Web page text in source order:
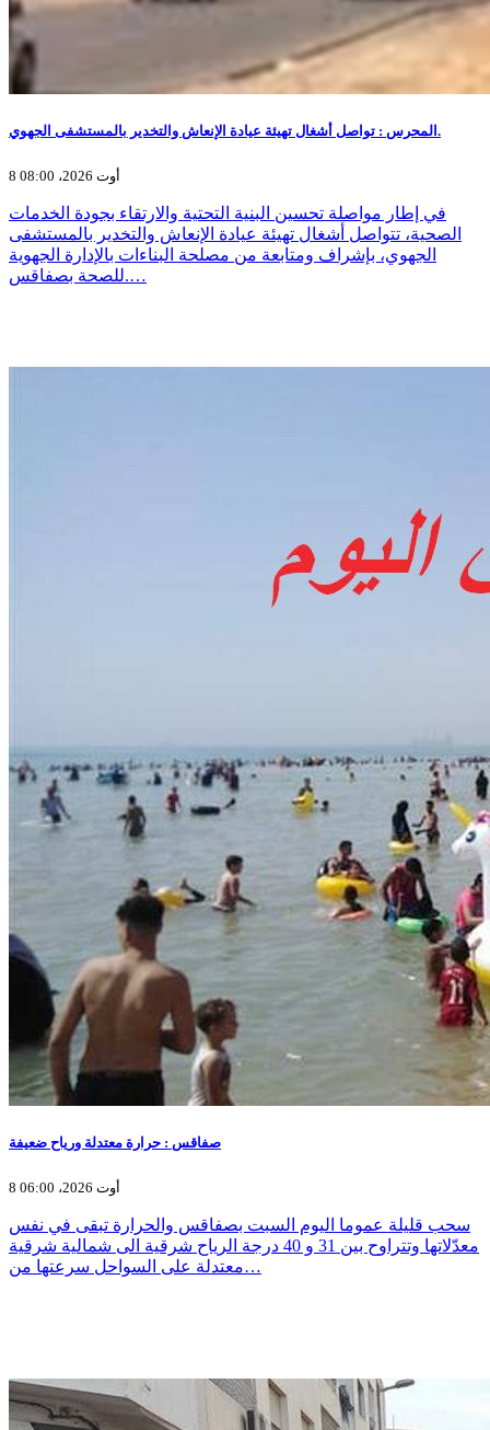
المحرس : تواصل أشغال تهيئة عيادة الإنعاش والتخدير بالمستشفى الجهوي.
8 أوت 2026، 08:00
في إطار مواصلة تحسين البنية التحتية والارتقاء بجودة الخدمات
الصحية، تتواصل أشغال تهيئة عيادة الإنعاش والتخدير بالمستشفى
الجهوي، بإشراف ومتابعة من مصلحة البناءات بالإدارة الجهوية
للصحة بصفاقس.…
صفاقس : حرارة معتدلة ورياح ضعيفة
8 أوت 2026، 06:00
سحب قليلة عموما اليوم السبت بصفاقس والحرارة تبقى في نفس
معدّلاتها وتتراوح بين 31 و 40 درجة الرياح شرقية الى شمالية شرقية
معتدلة على السواحل سرعتها من…